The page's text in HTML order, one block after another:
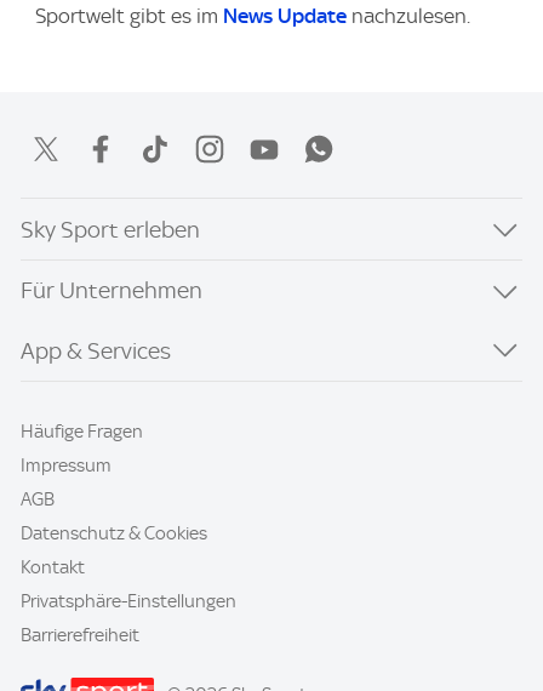
Sportwelt gibt es im News Update nachzulesen.
Sky Sport erleben
Für Unternehmen
App & Services
Häufige Fragen
Impressum
AGB
Datenschutz & Cookies
Kontakt
Privatsphäre-Einstellungen
Barrierefreiheit